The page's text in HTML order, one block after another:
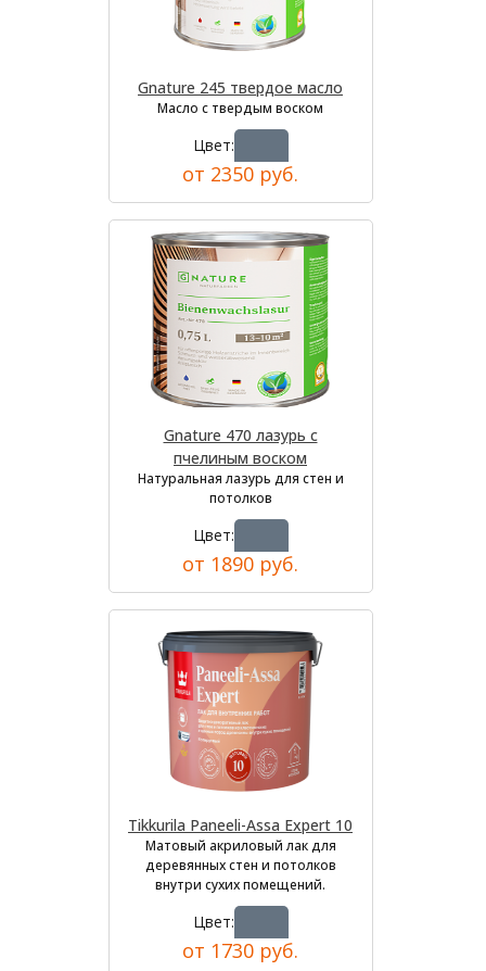
Gnature 245 твердое масло
Масло с твердым воском
Цвет:
от 2350 руб.
Gnature 470 лазурь с
пчелиным воском
Натуральная лазурь для стен и
потолков
Цвет:
от 1890 руб.
Tikkurila Paneeli-Assa Expert 10
Матовый акриловый лак для
деревянных стен и потолков
внутри сухих помещений.
Цвет:
от 1730 руб.